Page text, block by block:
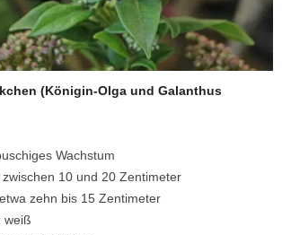
(Königin-Olga und Galanthus
Wachstum
10 und 20 Zentimeter
zehn bis 15 Zentimeter
weiß